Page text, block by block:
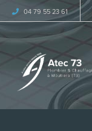
04 79 55 23 61